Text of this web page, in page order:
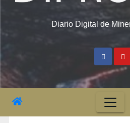
Diario Digital de